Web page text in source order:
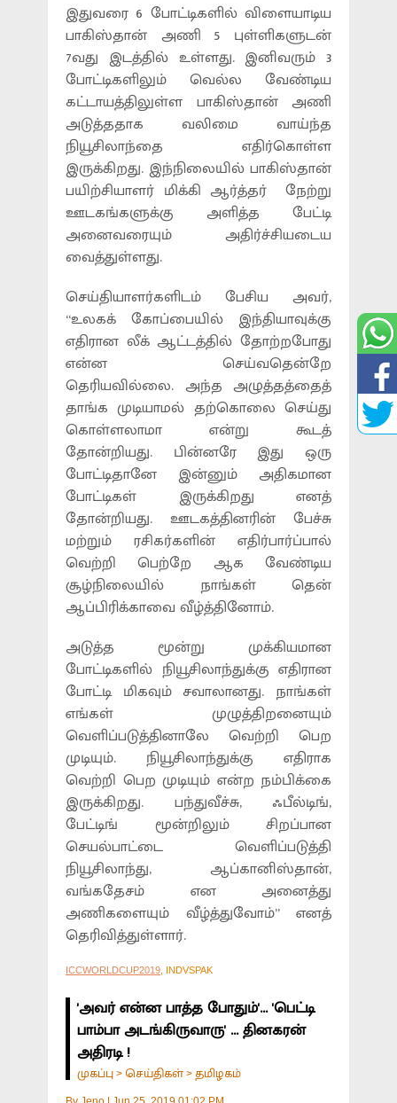
இதுவரை 6 போட்டிகளில் விளையாடிய
பாகிஸ்தான் அணி 5 புள்ளிகளுடன்
7வது இடத்தில் உள்ளது. இனிவரும் 3
போட்டிகளிலும் வெல்ல வேண்டிய
கட்டாயத்திலுள்ள பாகிஸ்தான் அணி
அடுத்ததாக வலிமை வாய்ந்த
நியூசிலாந்தை எதிர்கொள்ள
இருக்கிறது. இந்நிலையில் பாகிஸ்தான்
பயிற்சியாளர் மிக்கி ஆர்த்தர் நேற்று
ஊடகங்களுக்கு அளித்த பேட்டி
அனைவரையும் அதிர்ச்சியடைய
வைத்துள்ளது.
செய்தியாளர்களிடம் பேசிய அவர்,
“உலகக் கோப்பையில் இந்தியாவுக்கு
எதிரான லீக் ஆட்டத்தில் தோற்றபோது
என்ன செய்வதென்றே
தெரியவில்லை. அந்த அழுத்தத்தைத்
தாங்க முடியாமல் தற்கொலை செய்து
கொள்ளலாமா என்று கூடத்
தோன்றியது. பின்னரே இது ஒரு
போட்டிதானே இன்னும் அதிகமான
போட்டிகள் இருக்கிறது எனத்
தோன்றியது. ஊடகத்தினரின் பேச்சு
மற்றும் ரசிகர்களின் எதிர்பார்ப்பால்
வெற்றி பெற்றே ஆக வேண்டிய
சூழ்நிலையில் நாங்கள் தென்
ஆப்பிரிக்காவை வீழ்த்தினோம்.
அடுத்த மூன்று முக்கியமான
போட்டிகளில் நியூசிலாந்துக்கு எதிரான
போட்டி மிகவும் சவாலானது. நாங்கள்
எங்கள் முழுத்திறனையும்
வெளிப்படுத்தினாலே வெற்றி பெற
முடியும். நியூசிலாந்துக்கு எதிராக
வெற்றி பெற முடியும் என்ற நம்பிக்கை
இருக்கிறது. பந்துவீச்சு, ஃபீல்டிங்,
பேட்டிங் மூன்றிலும் சிறப்பான
செயல்பாட்டை வெளிப்படுத்தி
நியூசிலாந்து, ஆப்கானிஸ்தான்,
வங்கதேசம் என அனைத்து
அணிகளையும் வீழ்த்துவோம்” எனத்
தெரிவித்துள்ளார்.
ICCWORLDCUP2019 , INDVSPAK
'அவர் என்ன பாத்த போதும்'... 'பெட்டி
பாம்பா அடங்கிருவாரு' ... தினகரன்
அதிரடி !
முகப்பு > செய்திகள் > தமிழகம்